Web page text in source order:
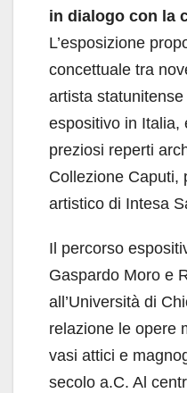
in dialogo con la
L’esposizione
concettuale tra
artista
espositivo in Italia,
preziosi reperti
Collezione Caputi,
artistico di Intesa
Il percorso
Gaspardo Moro e
all’Università di
relazione le opere
vasi attici e
secolo a.C. Al